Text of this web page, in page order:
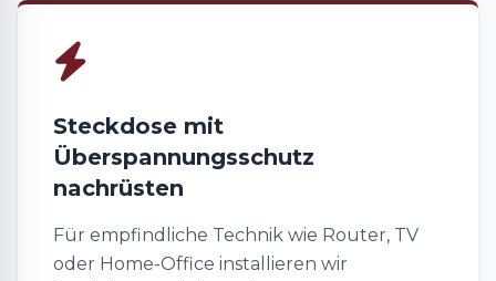
Steckdose mit
Überspannungsschutz
nachrüsten
Für empfindliche Technik wie Router, TV
oder Home-Office installieren wir